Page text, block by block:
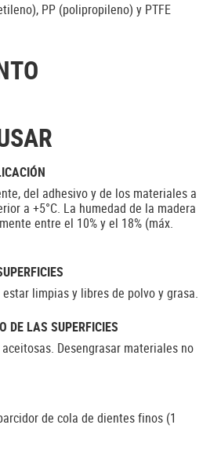
PP (polipropileno) y PTFE
del adhesivo y de los materiales a
a +5°C. La humedad de la madera
entre el 10% y el 18% (máx.
limpias y libres de polvo y grasa.
DE LAS SUPERFICIES
Desengrasar materiales no
de cola de dientes finos (1